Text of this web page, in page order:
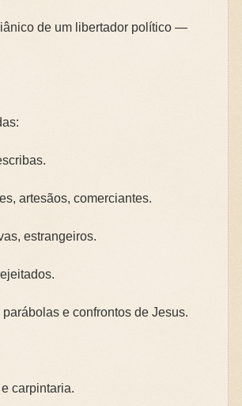
de um libertador político —
artesãos, comerciantes.
estrangeiros.
e confrontos de Jesus.
carpintaria.